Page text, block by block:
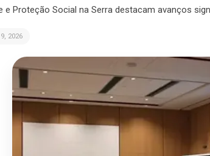
e Proteção Social na Serra destacam avanços
2026